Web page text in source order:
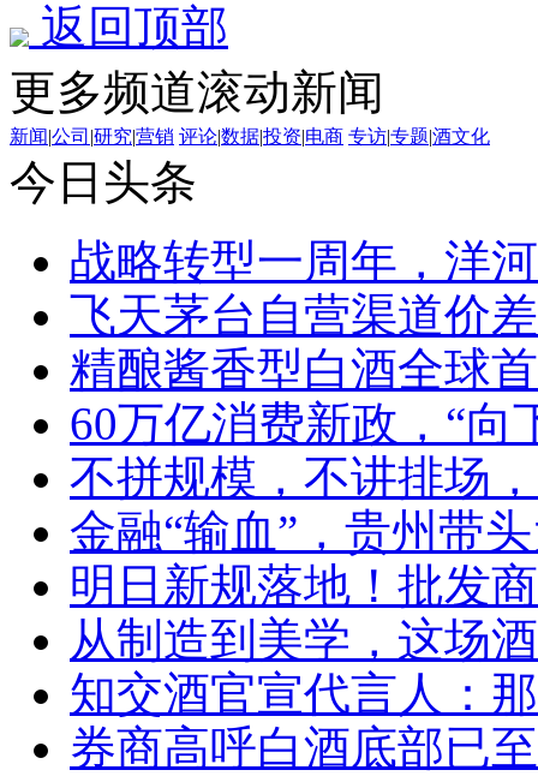
返回顶部
更多频道滚动新闻
新闻|公司 |研究|营销 评论|数据|投资|电商 专访|专题|酒文化
今日头条
战略转型一周年，洋
飞天茅台自营渠道价
精酿酱香型白酒全球
60万亿消费新政，“向
不拼规模，不讲排场
金融“输血”，贵州带
明日新规落地！批发
从制造到美学，这场
知交酒官宣代言人：
券商高呼白酒底部已